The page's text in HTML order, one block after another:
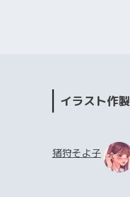
イラスト作製
猪狩そよ子